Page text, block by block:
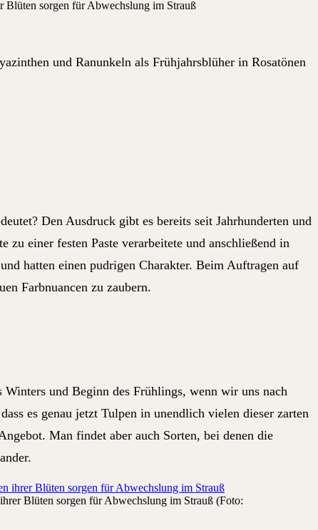
und Ranunkeln als Frühjahrsblüher in Rosatönen
Den Ausdruck gibt es bereits seit Jahrhunderten und
einer festen Paste verarbeitete und anschließend in
hatten einen pudrigen Charakter. Beim Auftragen auf
Farbnuancen zu zaubern.
und Beginn des Frühlings, wenn wir uns nach
es genau jetzt Tulpen in unendlich vielen dieser zarten
Man findet aber auch Sorten, bei denen die
Blüten sorgen für Abwechslung im Strauß (Foto: